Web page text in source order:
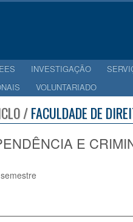
INVESTIGAÇÃO
VOLUNTARIADO
/FACULDADE DE
E